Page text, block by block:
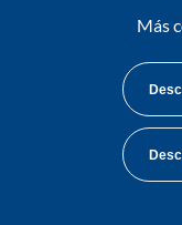
Más